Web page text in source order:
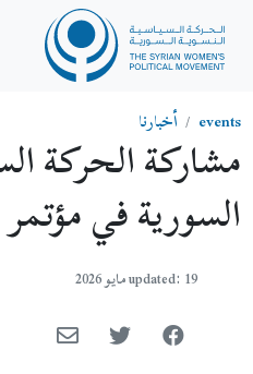
events أخبارنا
مشاركة الحركة
السورية في مؤتمر
updated: 19 مايو 2026